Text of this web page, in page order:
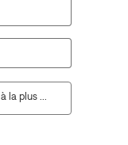
Afficher la cote la plus élevée à la plus faible